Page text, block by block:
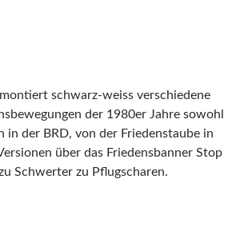
schwarz-weiss verschiedene
der 1980er Jahre sowohl
in der BRD, von der Friedenstaube in
über das Friedensbanner Stop
Schwerter zu Pflugscharen.